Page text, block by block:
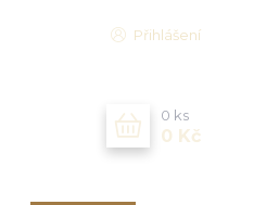
Přihlášení
0 ks
0 Kč